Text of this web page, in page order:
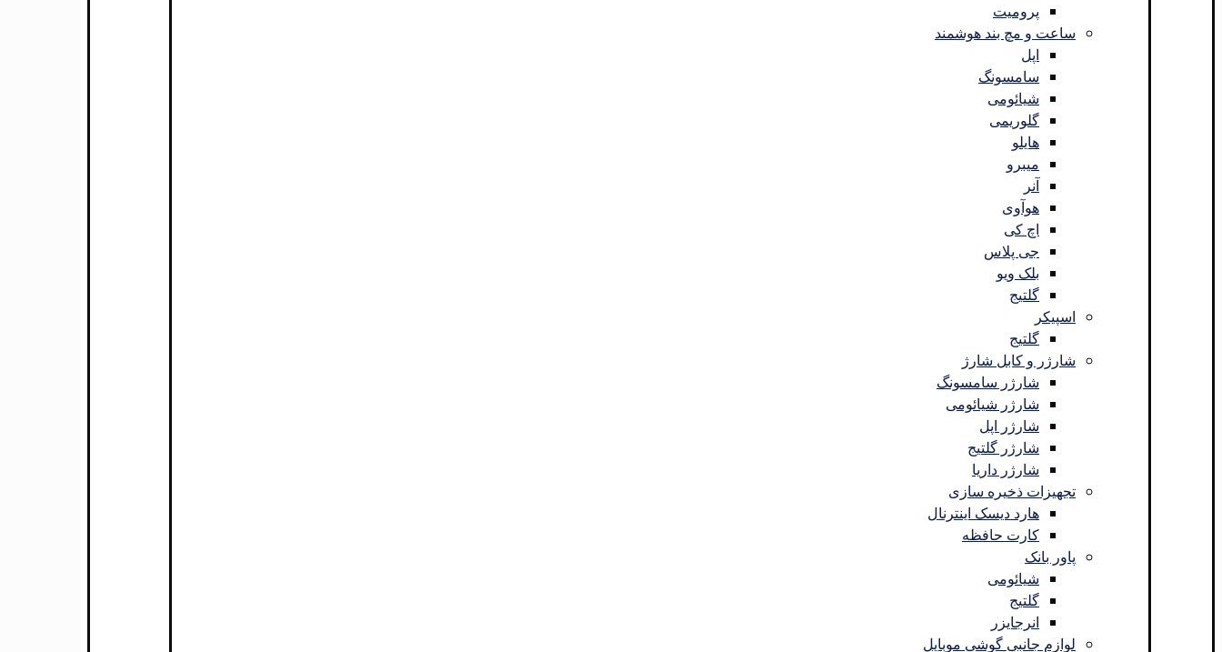
پرومیت
ساعت و مچ بند هوشمند
اپل
سامسونگ
شیائومی
گلوریمی
هایلو
میبرو
آنر
هوآوی
اچ کی
جی پلاس
بلک ویو
گلتیج
اسپیکر
گلتیج
شارژر و کابل شارژ
شارژر سامسونگ
شارژر شیائومی
شارژر اپل
شارژر گلتیج
شارژر داریا
تجهیزات ذخیره سازی
هارد دیسک اینترنال
کارت حافظه
پاور بانک
شیائومی
گلتیج
انرجایزر
لوازم جانبی گوشی موبایل